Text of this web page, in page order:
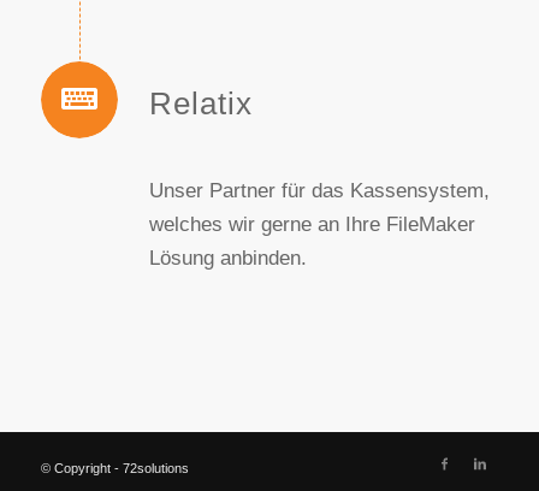
Relatix
Unser Partner für das Kassensystem,
welches wir gerne an Ihre FileMaker
Lösung anbinden.
© Copyright - 72solutions